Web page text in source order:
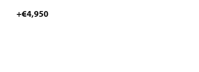
+€4,950